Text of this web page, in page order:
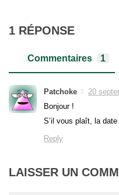
1 RÉPONSE
Commentaires 1
Patchoke
20
Bonjour !
S’il vous plaît, la
Reply
LAISSER UN